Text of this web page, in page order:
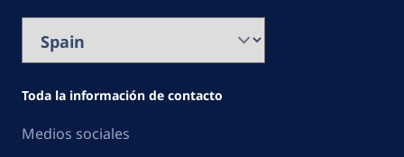
Toda la información de contacto
Medios sociales